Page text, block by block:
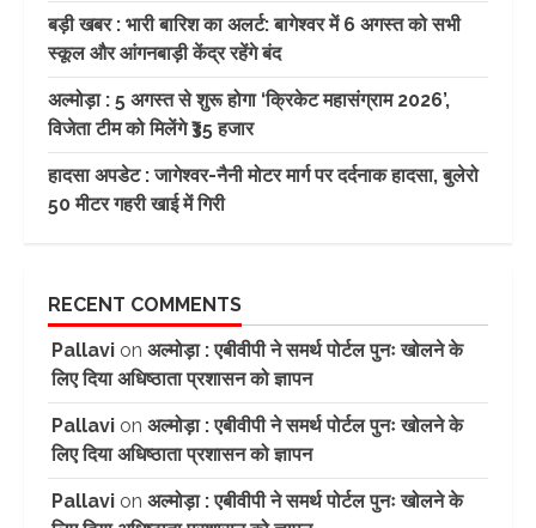
बड़ी खबर : भारी बारिश का अलर्ट: बागेश्वर में 6 अगस्त को सभी
स्कूल और आंगनबाड़ी केंद्र रहेंगे बंद
अल्मोड़ा : 5 अगस्त से शुरू होगा ‘क्रिकेट महासंग्राम 2026’,
विजेता टीम को मिलेंगे ₹35 हजार
हादसा अपडेट : जागेश्वर-नैनी मोटर मार्ग पर दर्दनाक हादसा, बुलेरो
50 मीटर गहरी खाई में गिरी
RECENT COMMENTS
Pallavi on अल्मोड़ा : एबीवीपी ने समर्थ पोर्टल पुनः खोलने के
लिए दिया अधिष्ठाता प्रशासन को ज्ञापन
Pallavi on अल्मोड़ा : एबीवीपी ने समर्थ पोर्टल पुनः खोलने के
लिए दिया अधिष्ठाता प्रशासन को ज्ञापन
Pallavi on अल्मोड़ा : एबीवीपी ने समर्थ पोर्टल पुनः खोलने के